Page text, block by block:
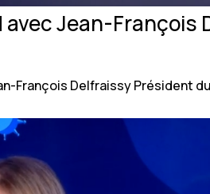
Jean-François
François Delfraissy Président